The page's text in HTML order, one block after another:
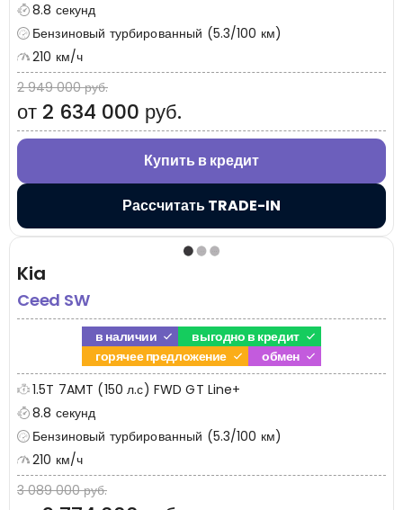
8.8 секунд
Бензиновый турбированный (5.3/100 км)
210 км/ч
2 949 000 руб.
от 2 634 000 руб.
Купить в кредит
Рассчитать TRADE-IN
Kia
Ceed SW
в наличии
выгодно в кредит
горячее предложение
обмен
1.5T 7AMT (150 л.с) FWD GT Line+
8.8 секунд
Бензиновый турбированный (5.3/100 км)
210 км/ч
3 089 000 руб.